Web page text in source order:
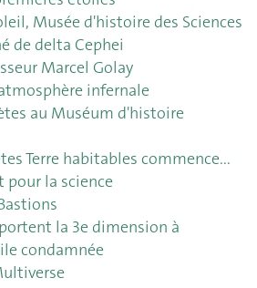
Musée d'histoire des Sciences
de delta Cephei
Marcel Golay
infernale
au Muséum d'histoire
Terre habitables commence...
la science
la 3e dimension à
condamnée